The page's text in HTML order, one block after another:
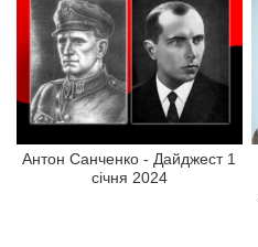
Антон Санченко - Дайджест 1
січня 2024